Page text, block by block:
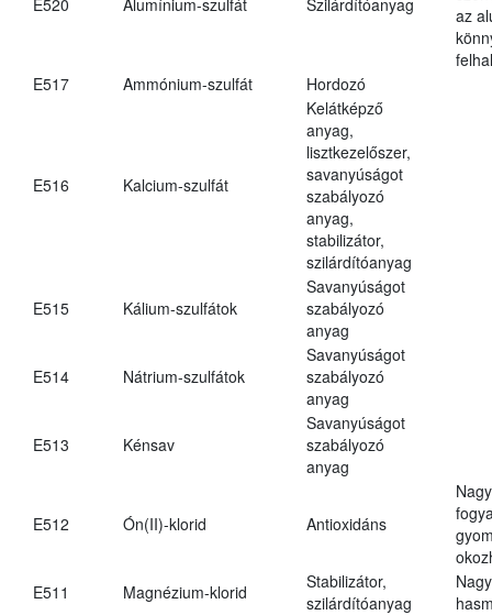
az
E517
Ammónium-szulfát Hordozó
E516 Kalcium-szulfát
Kelátképző
anyag,
lisztkezelőszer,
savanyúságot
szabályozó
anyag,
stabilizátor,
szilárdítóanyag
E515 Kálium-szulfátok
Savanyúságot
szabályozó
anyag
E514 Nátrium-szulfátok
Savanyúságot
szabályozó
anyag
E513 Kénsav
Savanyúságot
szabályozó
anyag
E512 Ón(II)-klorid Antioxidáns
E511
Magnézium-klorid
Stabilizátor,
szilárdítóanyag